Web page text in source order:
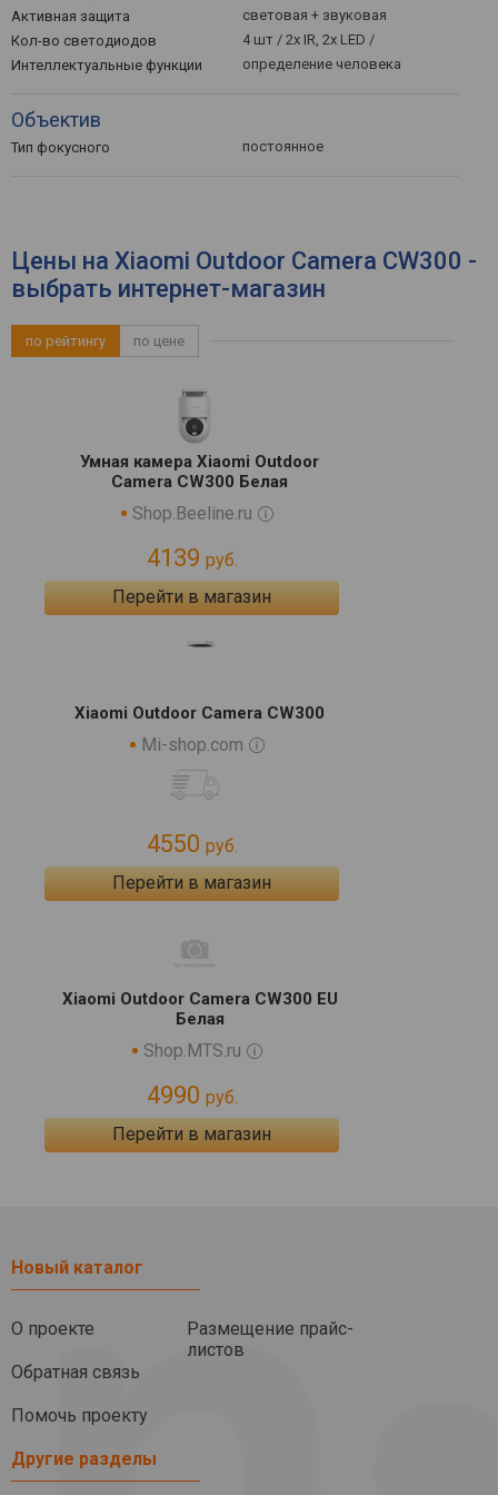
Активная защита
световая + звуковая
Кол-во светодиодов
4 шт / 2x IR, 2x LED /
Интеллектуальные функции
определение человека
Объектив
Тип фокусного постоянное
Цены на Xiaomi Outdoor Camera CW300 -
выбрать интернет-магазин
по рейтингу по цене
Умная камера Xiaomi Outdoor
Camera CW300 Белая
Shop.Beeline.ru
4139 руб.
Перейти в магазин
Xiaomi Outdoor Camera CW300
Mi-shop.com
4550 руб.
Перейти в магазин
Xiaomi Outdoor Camera CW300 EU
Белая
Shop.MTS.ru
4990 руб.
Перейти в магазин
Новый каталог
О проекте
Обратная связь
Помочь проекту
Размещение прайс-
листов
Другие разделы